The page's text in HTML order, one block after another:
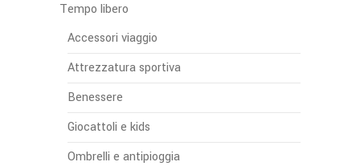
Tempo libero
Accessori viaggio
Attrezzatura sportiva
Benessere
Giocattoli e kids
Ombrelli e antipioggia